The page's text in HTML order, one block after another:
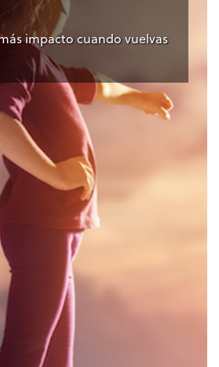
impacto cuando vuelvas